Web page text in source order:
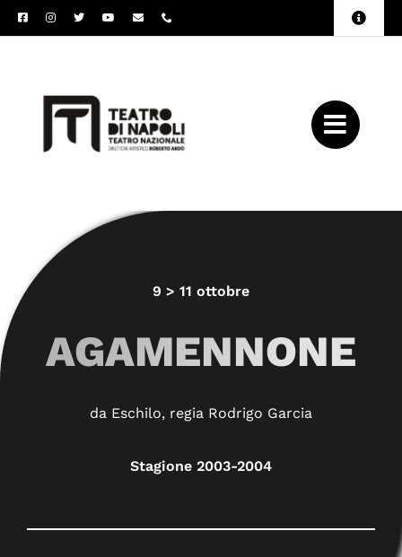
Salta
al
Toggle
9 > 11 ottobre
AGAMENNONE
da Eschilo, regia Rodrigo Garcia
Stagione 2003-2004